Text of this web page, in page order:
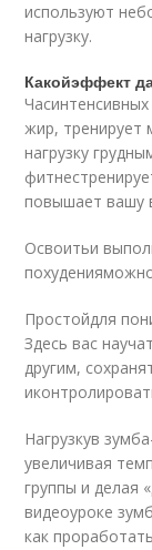
используют
нагрузку.
Какойэффект
жир, тренирует
нагрузку
повышает вашу
Освоитьи
Простойдля
Здесь вас
другим,
Нагрузкув
увеличивая
группы и делая
видеоуроке
как